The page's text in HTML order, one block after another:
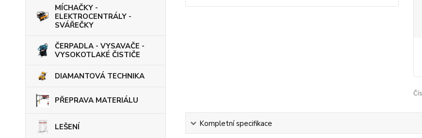
MÍCHAČKY -
ELEKTROCENTRÁLY -
SVÁŘEČKY
ČERPADLA - VYSAVAČE -
VYSOKOTLAKÉ ČISTIČE
DIAMANTOVÁ TECHNIKA
PŘEPRAVA MATERIÁLU
LEŠENÍ Kompletní specifikace